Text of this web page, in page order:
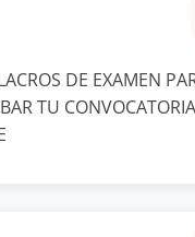
DE EXAMEN
TU